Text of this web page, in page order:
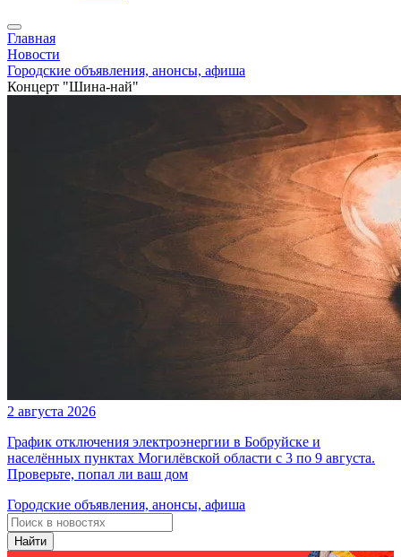
Главная
Новости
Городские объявления, анонсы, афиша
Концерт "Шина-най"
2 августа 2026
График отключения электроэнергии в Бобруйске и
населённых пунктах Могилёвской области с 3 по 9 августа.
Проверьте, попал ли ваш дом
Городские объявления, анонсы, афиша
Найти